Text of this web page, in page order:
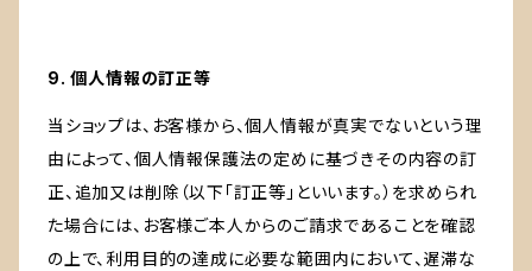
9. 個人情報の訂正等
当ショップは、お客様から、個人情報が真実でないという理
由によって、個人情報保護法の定めに基づきその内容の訂
正、追加又は削除（以下「訂正等」といいます。）を求められ
た場合には、お客様ご本人からのご請求であることを確認
の上で、利用目的の達成に必要な範囲内において、遅滞な